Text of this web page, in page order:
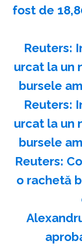
fost de
Reuters:
urcat la un
bursele
Reuters:
urcat la un
bursele
Reuters:
o rachetă